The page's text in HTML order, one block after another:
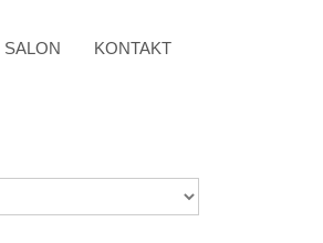
SALON KONTAKT